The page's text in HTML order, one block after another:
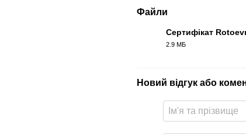
Файли
Сертифікат
2.9 МБ
Новий відгук або